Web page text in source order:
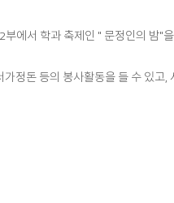
에서 학과 축제인 " 문정인의 밤"
정돈 등의 봉사활동을 들 수 있